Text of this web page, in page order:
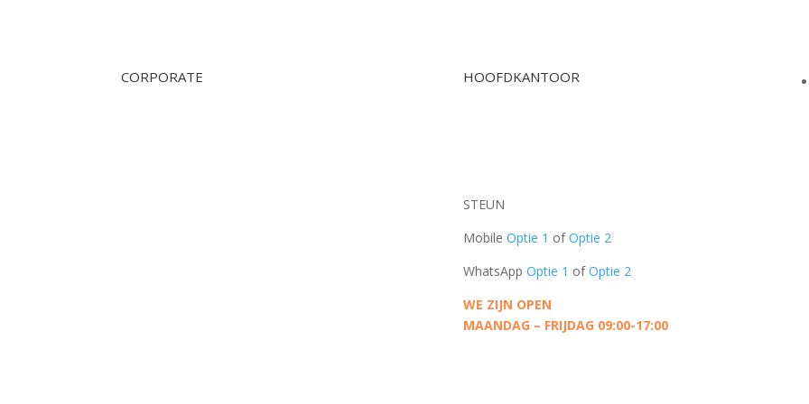
CORPORATE HOOFDKANTOOR
STEUN
Mobile Optie 1 ofOptie 2
WhatsApp Optie 1 ofOptie 2
WE ZIJN OPEN
MAANDAG – FRIJDAG 09:00-17:00